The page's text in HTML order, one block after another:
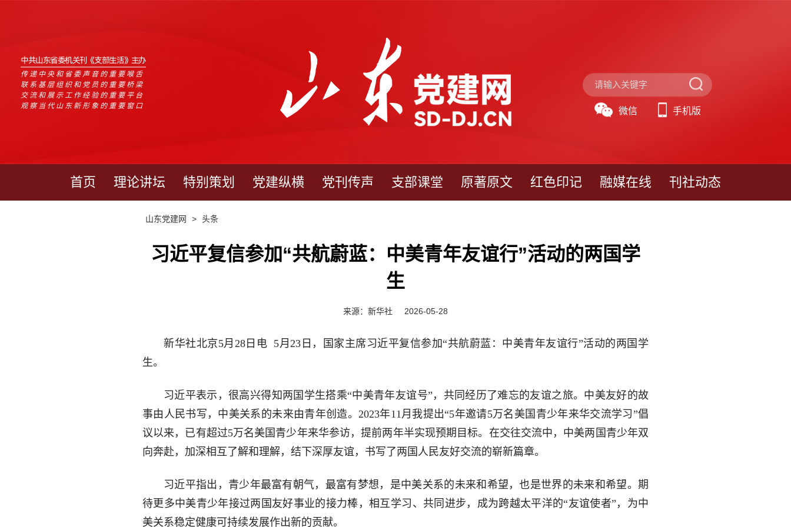
中共山东省委机关刊《支部生活》主办
传递中央和省委声音的重要喉舌
联系基层组织和党员的重要桥梁
交流和展示工作经验的重要平台
观察当代山东新形象的重要窗口
微信 手机版
首页 理论讲坛 特别策划 党建纵横 党刊传声 支部课堂 原著原文 红色印记 融媒在线 刊社动态
山东党建网 > 头条
习近平复信参加“共航蔚蓝：中美青年友谊行”活动的两国学
生
来源：新华社 2026-05-28
新华社北京5月28日电 5月23日，国家主席习近平复信参加“共航蔚蓝：中美青年友谊行”活动的两国学
生。
习近平表示，很高兴得知两国学生搭乘“中美青年友谊号”，共同经历了难忘的友谊之旅。中美友好的故
事由人民书写，中美关系的未来由青年创造。2023年11月我提出“5年邀请5万名美国青少年来华交流学习”倡
议以来，已有超过5万名美国青少年来华参访，提前两年半实现预期目标。在交往交流中，中美两国青少年双
向奔赴，加深相互了解和理解，结下深厚友谊，书写了两国人民友好交流的崭新篇章。
习近平指出，青少年最富有朝气，最富有梦想，是中美关系的未来和希望，也是世界的未来和希望。期
待更多中美青少年接过两国友好事业的接力棒，相互学习、共同进步，成为跨越太平洋的“友谊使者”，为中
美关系稳定健康可持续发展作出新的贡献。